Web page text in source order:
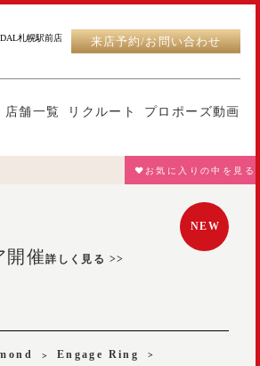
札幌駅前店 来店予約/お問い合わせ
店舗一覧 リクルート プロポーズ動画
♥お気に入りの中を見る
NEW
開催詳しく見る >>
Engage Ring